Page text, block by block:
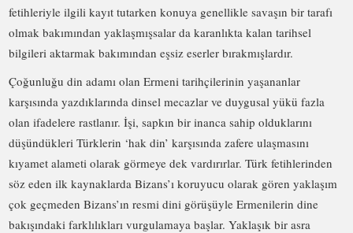
fetihleriyle ilgili kayıt tutarken konuya genellikle savaşın bir tarafı
olmak bakımından yaklaşmışsalar da karanlıkta kalan tarihsel
bilgileri aktarmak bakımından eşsiz eserler bırakmışlardır.
Çoğunluğu din adamı olan Ermeni tarihçilerinin yaşananlar
karşısında yazdıklarında dinsel mecazlar ve duygusal yükü fazla
olan ifadelere rastlanır. İşi, sapkın bir inanca sahip olduklarını
düşündükleri Türklerin ‘hak din’ karşısında zafere ulaşmasını
kıyamet alameti olarak görmeye dek vardırırlar. Türk fetihlerinden
söz eden ilk kaynaklarda Bizans’ı koruyucu olarak gören yaklaşım
çok geçmeden Bizans’ın resmi dini görüşüyle Ermenilerin dine
bakışındaki farklılıkları vurgulamaya başlar. Yaklaşık bir asra